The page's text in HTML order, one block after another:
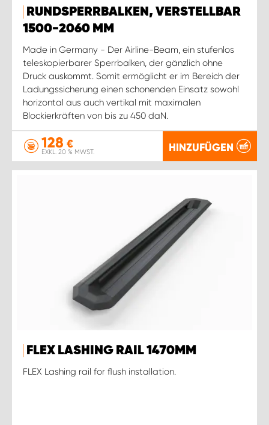
RUNDSPERRBALKEN, VERSTELLBAR
1500-2060 MM
Made in Germany - Der Airline-Beam, ein stufenlos
teleskopierbarer Sperrbalken, der gänzlich ohne
Druck auskommt. Somit ermöglicht er im Bereich der
Ladungssicherung einen schonenden Einsatz sowohl
horizontal aus auch vertikal mit maximalen
Blockierkräften von bis zu 450 daN.
128 €
EXKL. 20 % MWST. HINZUFÜGEN
FLEX LASHING RAIL 1470MM
FLEX Lashing rail for flush installation.